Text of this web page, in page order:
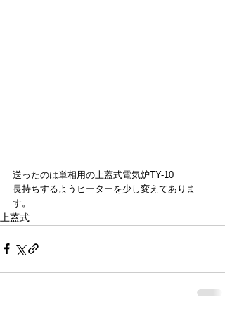
送ったのは単相用の上蓋式電気炉TY-10
長持ちするようヒーターを少し変えてありま
す。
上蓋式